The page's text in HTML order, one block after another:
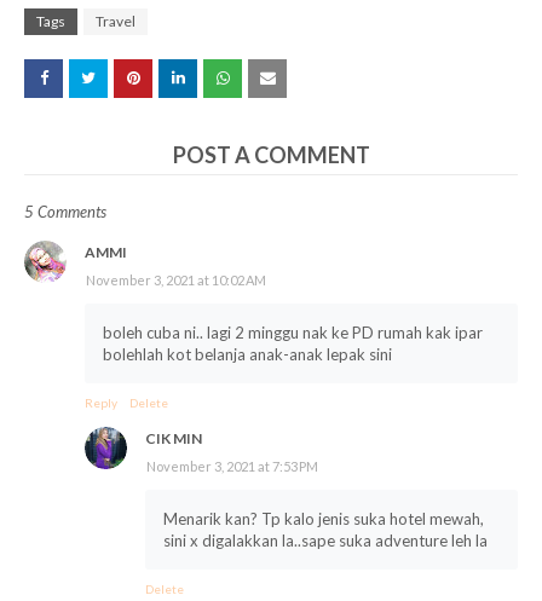
Tags Travel
POST A COMMENT
5 Comments
AMMI
November 3, 2021 at 10:02 AM
boleh cuba ni.. lagi 2 minggu nak ke PD rumah kak ipar
bolehlah kot belanja anak-anak lepak sini
Reply Delete
CIK MIN
November 3, 2021 at 7:53 PM
Menarik kan? Tp kalo jenis suka hotel mewah,
sini x digalakkan la..sape suka adventure leh la
Delete